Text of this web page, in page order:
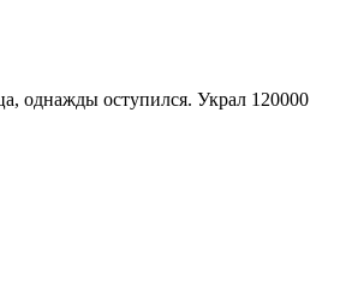
однажды оступился. Украл 120000